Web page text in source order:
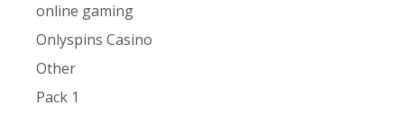
online gaming
Onlyspins Casino
Other
Pack 1